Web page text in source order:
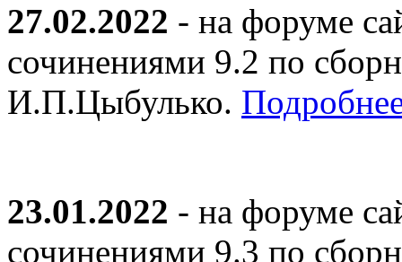
27.02.2022 - на форуме
сочинениями 9.2 по
И.П.Цыбулько.
23.01.2022 - на форуме
сочинениями 9.3 по